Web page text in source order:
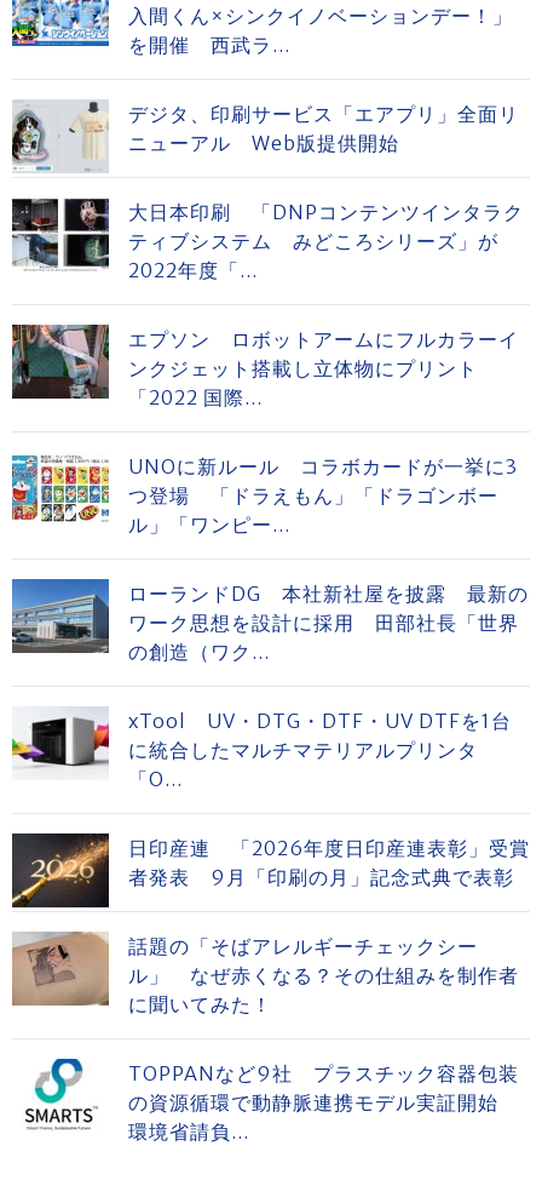
入間くん×シンクイノベーションデー！」
を開催 西武ラ...
デジタ、印刷サービス「エアプリ」全面リ
ニューアル Web版提供開始
大日本印刷 「DNPコンテンツインタラク
ティブシステム みどころシリーズ」が
2022年度「...
エプソン ロボットアームにフルカラーイ
ンクジェット搭載し立体物にプリント
「2022 国際...
UNOに新ルール コラボカードが一挙に3
つ登場 「ドラえもん」「ドラゴンボー
ル」「ワンピー...
ローランドDG 本社新社屋を披露 最新の
ワーク思想を設計に採用 田部社長「世界
の創造（ワク...
xTool UV・DTG・DTF・UV DTFを1台
に統合したマルチマテリアルプリンタ
「O...
日印産連 「2026年度日印産連表彰」受賞
者発表 9月「印刷の月」記念式典で表彰
話題の「そばアレルギーチェックシー
ル」 なぜ赤くなる？その仕組みを制作者
に聞いてみた！
TOPPANなど9社 プラスチック容器包装
の資源循環で動静脈連携モデル実証開始
環境省請負...